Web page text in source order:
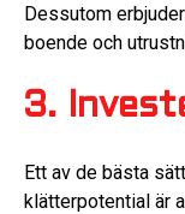
Dessutom
boende och
3.
Ett av de bästa
klätterpotential är